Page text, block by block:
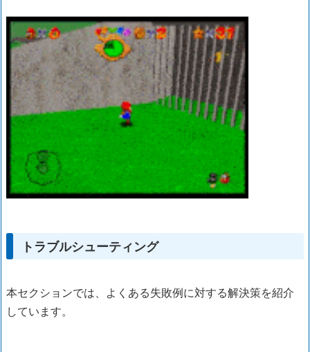
トラブルシューティング
本セクションでは、よくある失敗例に対する解決策を紹介
しています。